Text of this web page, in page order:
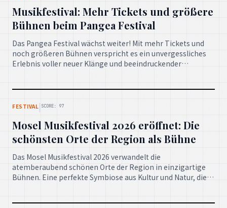
Musikfestival: Mehr Tickets und größere
Bühnen beim Pangea Festival
Das Pangea Festival wächst weiter! Mit mehr Tickets und
noch größeren Bühnen verspricht es ein unvergessliches
Erlebnis voller neuer Klänge und beeindruckender
FESTIVAL| SCORE: 97
Mosel Musikfestival 2026 eröffnet: Die
schönsten Orte der Region als Bühne
Das Mosel Musikfestival 2026 verwandelt die
atemberaubend schönen Orte der Region in einzigartige
Bühnen. Eine perfekte Symbiose aus Kultur und Natur, die